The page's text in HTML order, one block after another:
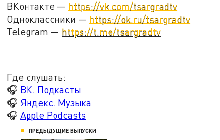
ВКонтакте — https://vk.com/tsargradtv
Одноклассники — https://ok.ru/tsargradtv
Telegram — https://t.me/tsargradtv
Где слушать:
🎧 ВК. Подкасты
🎧 Яндекс. Музыка
🎧Apple Podcasts
ПРЕДЫДУЩИЕ ВЫПУСКИ